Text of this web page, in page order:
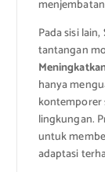
Pada sisi lain,
tantangan
hanya
kontemporer
lingkungan.
untuk
adaptasi